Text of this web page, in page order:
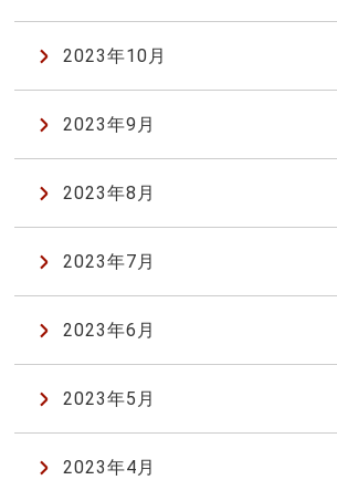
2023年10月
2023年9月
2023年8月
2023年7月
2023年6月
2023年5月
2023年4月